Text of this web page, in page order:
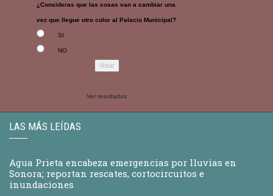
¿Consideras que las cosas van a cambiar una
vez que llegue otro color al Palacio Municipal?
SI
NO
Ver resultados
LAS MÁS LEÍDAS
Agua Prieta encabeza emergencias por lluvias en
Sonora; reportan rescates, cortocircuitos e
inundaciones